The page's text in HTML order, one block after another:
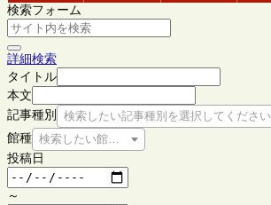
検索フォーム
詳細検索
タイトル
本文
記事種別
検索したい記事種別を選択してください
館種 検索したい館種を選択してください
投稿日
～